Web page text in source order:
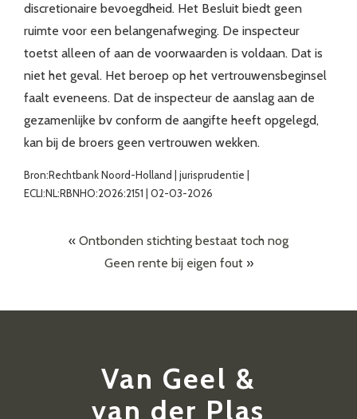
discretionaire bevoegdheid. Het Besluit biedt geen
ruimte voor een belangenafweging. De inspecteur
toetst alleen of aan de voorwaarden is voldaan. Dat is
niet het geval. Het beroep op het vertrouwensbeginsel
faalt eveneens. Dat de inspecteur de aanslag aan de
gezamenlijke bv conform de aangifte heeft opgelegd,
kan bij de broers geen vertrouwen wekken.
Bron:Rechtbank Noord-Holland | jurisprudentie |
ECLI:NL:RBNHO:2026:2151 | 02-03-2026
« Ontbonden stichting bestaat toch nog
Geen rente bij eigen fout»
Van Geel &
van der Plas